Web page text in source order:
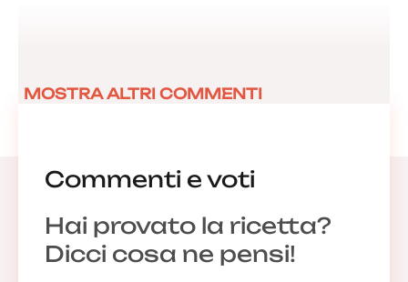
Commenti e voti
Hai provato la ricetta?
Dicci cosa ne pensi!
MOSTRA ALTRI COMMENTI